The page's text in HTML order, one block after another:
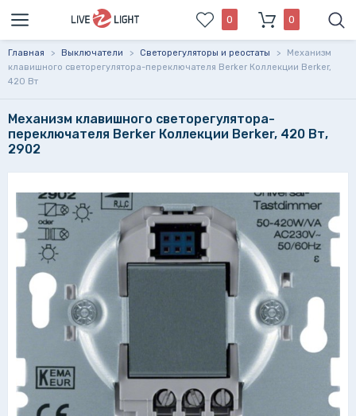
0 0
Главная > Выключатели > Светорегуляторы и реостаты >
Механизм
клавишного светорегулятора-переключателя Berker Коллекции Berker,
420 Вт
Механизм клавишного светорегулятора-
переключателя Berker Коллекции Berker, 420 Вт,
2902